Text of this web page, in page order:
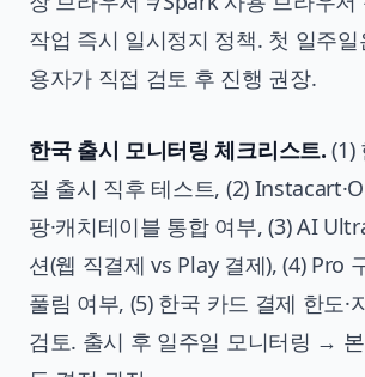
작업 즉시 일시정지 정책. 첫 일주
용자가 직접 검토 후 진행 권장.
한국 출시 모니터링 체크리스트. (1)
질 출시 직후 테스트, (2)
팡·캐치테이블 통합 여부, (3) AI
션(웹 직결제 vs Play 결제), (4) Pro
풀림 여부, (5) 한국 카드 결제 한도·
검토. 출시 후 일주일 모니터링 →